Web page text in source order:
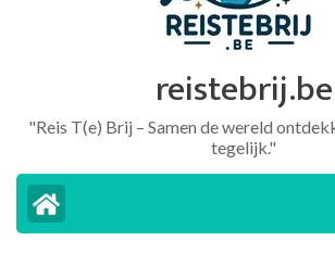
reistebrij.be
"Reis T(e) Brij – Samen de wereld
tegelijk."